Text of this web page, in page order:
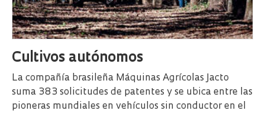
Cultivos autónomos
La compañía brasileña Máquinas Agrícolas Jacto
suma 383 solicitudes de patentes y se ubica entre las
pioneras mundiales en vehículos sin conductor en el